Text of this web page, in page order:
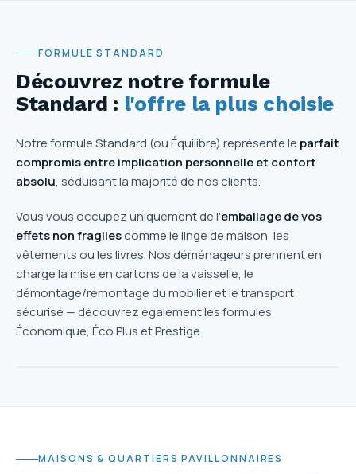
FORMULE STANDARD
Découvrez notre formule
Standard : l'offre la plus choisie
Notre formule Standard (ou Équilibre) représente le parfait
compromis entre implication personnelle et confort
absolu, séduisant la majorité de nos clients.
Vous vous occupez uniquement de l'emballage de vos
effets non fragilescomme le linge de maison, les
vêtements ou les livres. Nos déménageurs prennent en
charge la mise en cartons de la vaisselle, le
démontage/remontage du mobilier et le transport
sécurisé — découvrez également les formules
Économique, Éco Plus et Prestige.
MAISONS & QUARTIERS PAVILLONNAIRES